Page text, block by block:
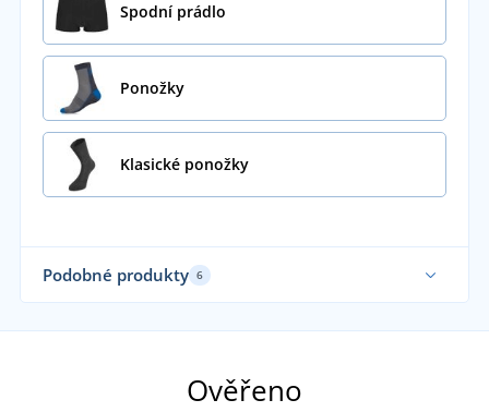
Spodní prádlo
Ponožky
Klasické ponožky
Podobné produkty 6
Ověřeno